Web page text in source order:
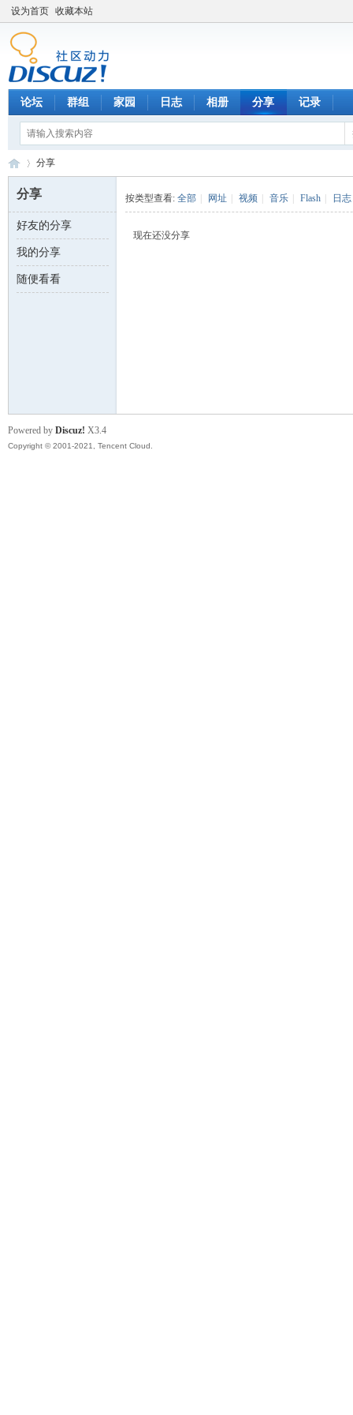
设为首页 收藏本站
论坛 群组 家园 日志 相册 分享 记录
数 ›
分享
分享
好友的分享
我的分享
随便看看
按类型查看: 全部 网址 视频 音乐 Flash 日志
现在还没分享
Powered by Discuz! X3.4
Copyright © 2001-2021, Tencent Cloud.